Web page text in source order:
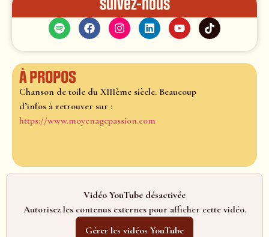
Suivez-nous
À propos
Chanson de toile du XIIIème siècle. Beaucoup
d’infos à retrouver sur :
https://www.moyenagepassion.com
Vidéo YouTube désactivée
Autorisez les contenus externes pour afficher cette vidéo.
Gérer les vidéos YouTube